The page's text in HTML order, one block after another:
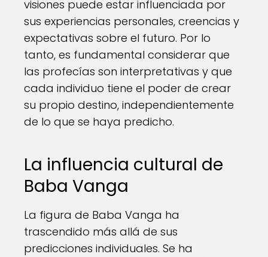
visiones puede estar influenciada por
sus experiencias personales, creencias y
expectativas sobre el futuro. Por lo
tanto, es fundamental considerar que
las profecías son interpretativas y que
cada individuo tiene el poder de crear
su propio destino, independientemente
de lo que se haya predicho.
La influencia cultural de
Baba Vanga
La figura de Baba Vanga ha
trascendido más allá de sus
predicciones individuales. Se ha